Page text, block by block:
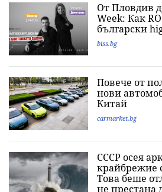
От Пловдив
Week: Как
български
biss.bg
Повече от
нови
Китай
carmarket.bg
СССР осея
крайбрежие
Това беше
не престана